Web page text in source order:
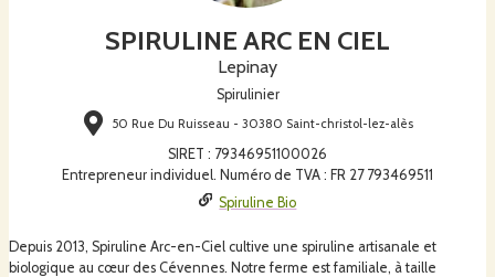
SPIRULINE ARC EN CIEL
Lepinay
Spirulinier
50 Rue Du Ruisseau - 30380 Saint-christol-lez-alès
SIRET : 79346951100026
Entrepreneur individuel. Numéro de TVA : FR 27 793469511
Spiruline Bio
Depuis 2013, Spiruline Arc-en-Ciel cultive une spiruline artisanale et
biologique au cœur des Cévennes. Notre ferme est familiale, à taille